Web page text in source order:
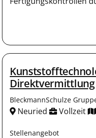
Direktvermittlung
BleckmannSchulze
Neuried Vollzeit
Stellenangebot